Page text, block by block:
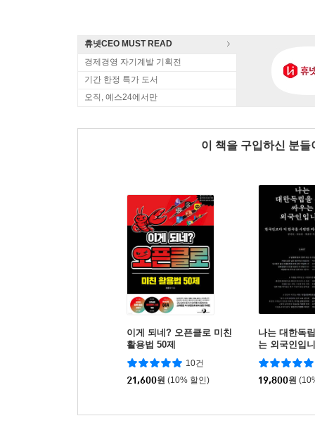
휴넷CEO MUST READ
경제경영 자기계발 기획전
기간 한정 특가 도서
오직, 예스24에서만
이 책을 구입하신 분
이게 되네? 오픈클로 미친
활용법 50제
10건
21,600원 (10% 할인)
나는 대한독
는 외국인입
19,800원